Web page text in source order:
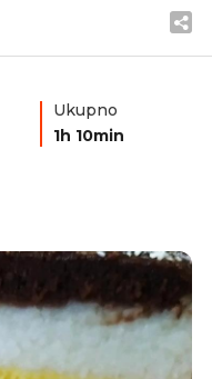
Ukupno
1h 10min